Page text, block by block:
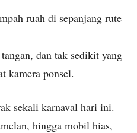
ruah di sepanjang rute
dan tak sedikit yang
kamera ponsel.
sekali karnaval hari ini.
hingga mobil hias,